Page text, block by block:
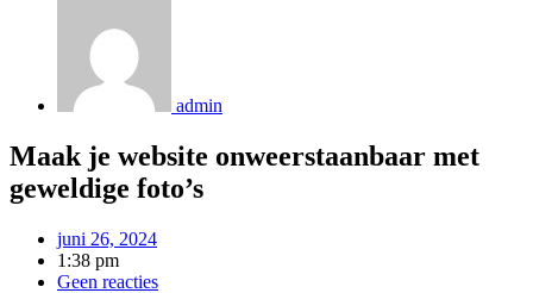
admin
Maak je website onweerstaanbaar met
geweldige foto’s
juni 26, 2024
1:38 pm
Geen reacties